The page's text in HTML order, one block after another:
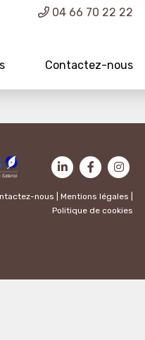
04 66 70 22 22
Contactez-nous
nous Mentions légales
Politique de cookies